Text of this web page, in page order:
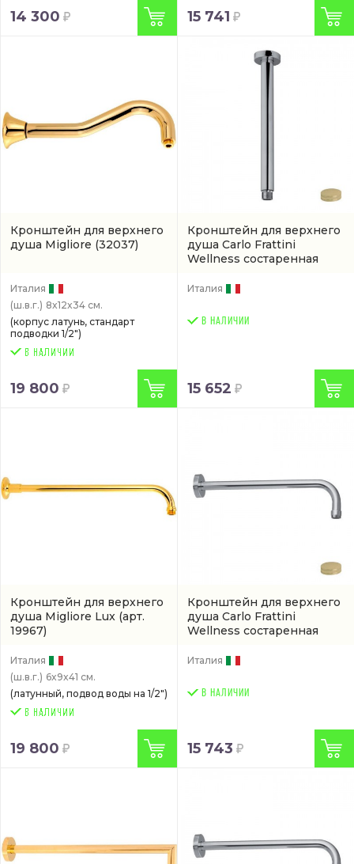
14 300 15 741
Кронштейн для верхнего
душа Migliore (32037)
Италия
(ш.в.г.) 8x12x34 см.
(корпус латунь, стандарт
подводки 1/2")
19 800
Кронштейн для верхнего
душа Carlo Frattini
Wellness состаренная
Италия
В НАЛИЧИИ
15 652
Кронштейн для верхнего
душа Migliore Lux (арт.
19967)
Италия
(ш.в.г.) 6x9x41 см.
(латунный, подвод воды на 1/2")
19 800
Кронштейн для верхнего
душа Carlo Frattini
Wellness состаренная
Италия
В НАЛИЧИИ
15 743